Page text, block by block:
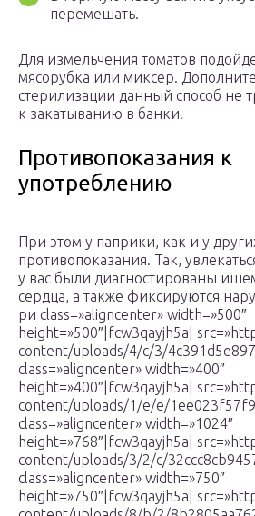
перемешать.
Для измельчения томатов
мясорубка или миксер.
стерилизации данный способ не
к закатыванию в банки.
Противопоказания к
употреблению
При этом у паприки, как и у
противопоказания. Так,
у вас были диагностированы
сердца, а также фиксируются
ри class=»aligncenter» width=»500″
height=»500″|fcw3qayjh5a|
content/uploads/4/c/3/
class=»aligncenter» width=»400″
height=»400″|fcw3qayjh5a|
content/uploads/1/e/e/
class=»aligncenter» width=»1024″
height=»768″|fcw3qayjh5a|
content/uploads/3/2/c/
class=»aligncenter» width=»750″
height=»750″|fcw3qayjh5a|